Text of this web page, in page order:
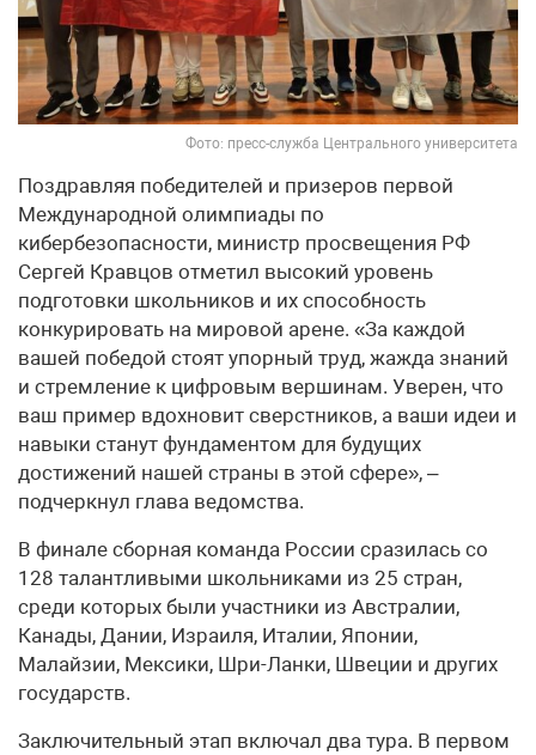
Фото: пресс-служба Центрального университета
Поздравляя победителей и призеров первой
Международной олимпиады по
кибербезопасности, министр просвещения РФ
Сергей Кравцов отметил высокий уровень
подготовки школьников и их способность
конкурировать на мировой арене. «За каждой
вашей победой стоят упорный труд, жажда знаний
и стремление к цифровым вершинам. Уверен, что
ваш пример вдохновит сверстников, а ваши идеи и
навыки станут фундаментом для будущих
достижений нашей страны в этой сфере», –
подчеркнул глава ведомства.
В финале сборная команда России сразилась со
128 талантливыми школьниками из 25 стран,
среди которых были участники из Австралии,
Канады, Дании, Израиля, Италии, Японии,
Малайзии, Мексики, Шри-Ланки, Швеции и других
государств.
Заключительный этап включал два тура. В первом